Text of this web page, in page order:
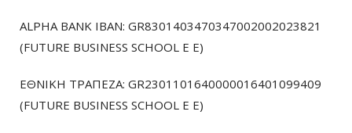
ALPHA BANK IBAN: GR8301403470347002002023821
(FUTURE BUSINESS SCHOOL E E)
ΕΘΝΙΚΗ ΤΡΑΠΕΖΑ: GR2301101640000016401099409
(FUTURE BUSINESS SCHOOL E E)